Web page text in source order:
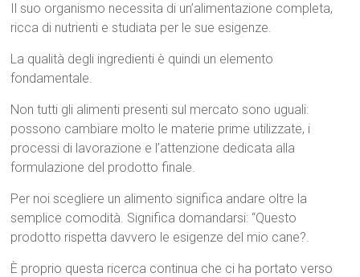
Il suo organismo necessita di un’alimentazione completa,
ricca di nutrienti e studiata per le sue esigenze.
La qualità degli ingredienti è quindi un elemento
fondamentale.
Non tutti gli alimenti presenti sul mercato sono uguali:
possono cambiare molto le materie prime utilizzate, i
processi di lavorazione e l’attenzione dedicata alla
formulazione del prodotto finale.
Per noi scegliere un alimento significa andare oltre la
semplice comodità. Significa domandarsi: “Questo
prodotto rispetta davvero le esigenze del mio cane?.
È proprio questa ricerca continua che ci ha portato verso